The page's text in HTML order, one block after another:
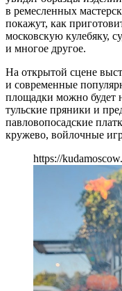
в ремесленных
покажут, как
московскую кулебяку,
и многое другое.
На открытой сцене
и современные
площадки можно будет
тульские пряники и
павловопосадские
кружево, войлочные
https://